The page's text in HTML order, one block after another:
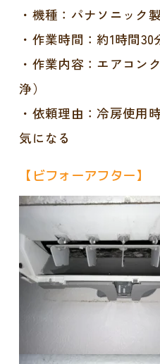
・機種：パナソニック
・作業時間：約1時間30
・作業内容：エアコン
浄）
・依頼理由：冷房使用
気になる
【ビフォーアフター】